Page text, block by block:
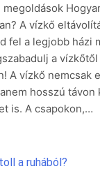
A vízkő
fel a legjobb házi
a vízkőtől
A vízkő nemcsak
hosszú távon
is. A csapokon,…